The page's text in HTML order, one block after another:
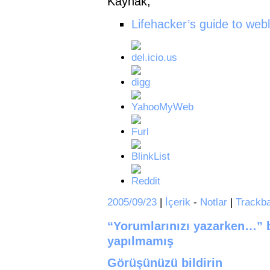
Lifehacker’s guide to
2005/09/23| İçerik - Notlar|
“Yorumlarınızı yazarken…”
yapılmamış
Görüşünüzü bildirin